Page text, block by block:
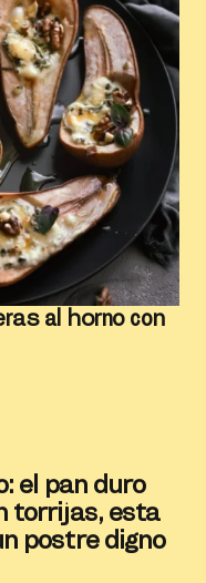
al horno con
el pan duro
torrijas, esta
postre digno